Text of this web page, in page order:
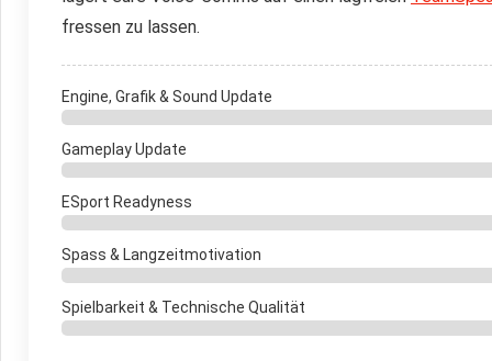
fressen zu lassen.
Engine, Grafik & Sound Update
Gameplay Update
ESport Readyness
Spass & Langzeitmotivation
Spielbarkeit & Technische Qualität